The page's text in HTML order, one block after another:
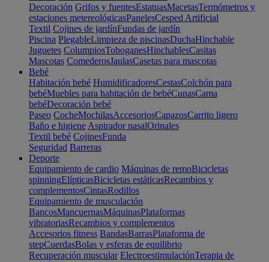
Decoración Grifos y fuentesEstatuasMacetasTermómetros y
estaciones metereológicasPanelesCesped Artificial
Textil Cojines de jardínFundas de jardín
Piscina PlegableLimpieza de piscinasDuchaHinchable
Juguetes ColumpiosToboganesHinchablesCasitas
Mascotas ComederosJaulasCasetas para mascotas
Bebé
Habitación bebé HumidificadoresCestasColchón para
bebéMuebles para habitación de bebéCunasCama
bebéDecoración bebé
Paseo CocheMochilasAccesoriosCapazosCarrito ligero
Baño e higiene Aspirador nasalOrinales
Textil bebé CojinesFunda
Seguridad Barreras
Deporte
Equipamiento de cardio Máquinas de remoBicicletas
spinningElípticasBicicletas estáticasRecambios y
complementosCintasRodillos
Equipamiento de musculación
BancosMancuernasMáquinasPlataformas
vibratoriasRecambios y complementos
Accesorios fitness BandasBarrasPlataforma de
stepCuerdasBolas y esferas de equilibrio
Recuperación muscular ElectroestimulaciónTerapia de